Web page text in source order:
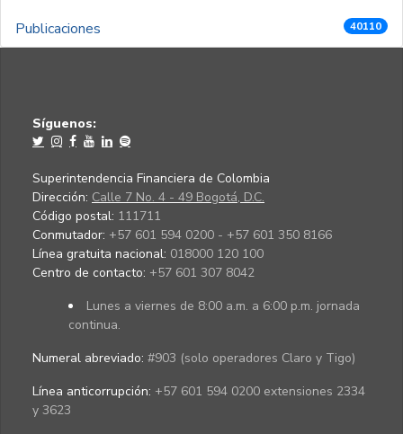
Publicaciones 40110
Síguenos:
Superintendencia Financiera de Colombia
Dirección: Calle 7 No. 4 - 49 Bogotá, D.C.
Código postal: 111711
Conmutador: +57 601 594 0200 - +57 601 350 8166
Línea gratuita nacional: 018000 120 100
Centro de contacto: +57 601 307 8042
Lunes a viernes de 8:00 a.m. a 6:00 p.m. jornada
continua.
Numeral abreviado: #903 (solo operadores Claro y Tigo)
Línea anticorrupción: +57 601 594 0200 extensiones 2334
y 3623